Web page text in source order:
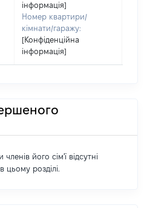
інформація]
Номер квартири/
кімнати/гаражу:
[Конфіденційна
інформація]
його сім'ї відсутні
цьому розділі.